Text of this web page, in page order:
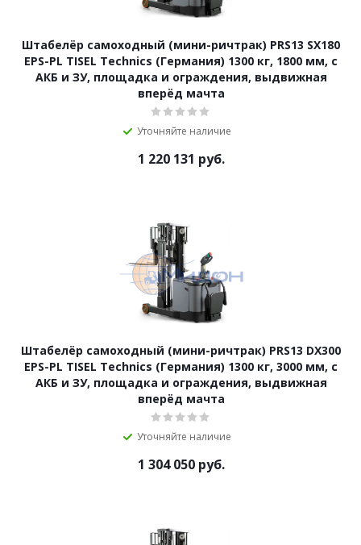
Штабелёр самоходный (мини-ричтрак) PRS13 SX180
EPS-PL TISEL Technics (Германия) 1300 кг, 1800 мм, с
АКБ и ЗУ, площадка и ограждения, выдвижная
вперёд мачта
Уточняйте наличие
1 220 131 руб.
Штабелёр самоходный (мини-ричтрак) PRS13 DX300
EPS-PL TISEL Technics (Германия) 1300 кг, 3000 мм, с
АКБ и ЗУ, площадка и ограждения, выдвижная
вперёд мачта
Уточняйте наличие
1 304 050руб.